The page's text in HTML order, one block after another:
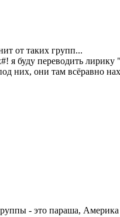
от таких групп...
я буду переводить
них, они там всёравно
- это параша,